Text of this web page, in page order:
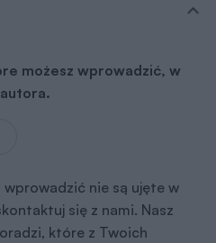
możesz wprowadzić, w
nie są ujęte w
się z nami. Nasz
które z Twoich